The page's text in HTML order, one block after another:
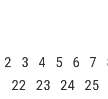
2 3 4 5 6 7
22 23 24
25